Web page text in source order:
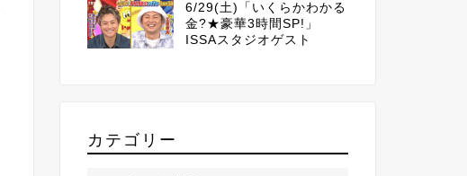
6/29(土)「いくらかわかる
金?★豪華3時間SP!」
ISSAスタジオゲスト
カテゴリー